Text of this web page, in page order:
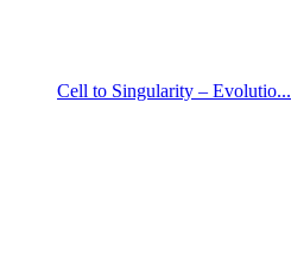
Cell to Singularity – Evolutio...